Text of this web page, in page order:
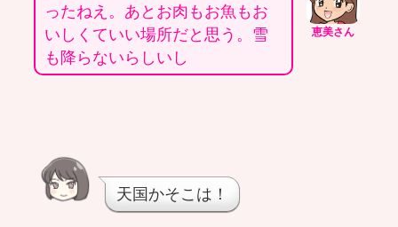
恵美さん
ったねえ。あとお肉もお魚もお
いしくていい場所だと思う。雪
も降らないらしいし
天国かそこは！